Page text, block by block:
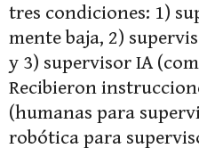
tres condiciones: 1)
mente baja, 2)
y 3) supervisor IA
Recibieron
(humanas para
robótica para